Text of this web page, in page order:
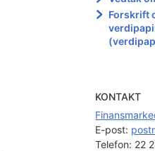
Forskrift
KONTAKT
E-post:
Telefon: 22